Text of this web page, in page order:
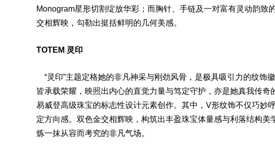
Monogram星形切割绽放华彩；而胸针 手链及一对富有灵动韵致
交相辉映，勾勒出挺括鲜明的几何美感。
TOTEM 灵印
“灵印”主题定格她的非凡神采与刚劲风骨，是极具吸引力的纹饰
皆承载荣耀，映照出内心的直觉力量与笃定守护，亦是她真我传
易威登高级珠宝的标志性设计元素创作。其中，V形纹饰不仅巧妙
定方向感。双色金交相辉映，构筑出丰盈珠宝体量感与利落结构
炼一抹从容而考究的非凡气场。